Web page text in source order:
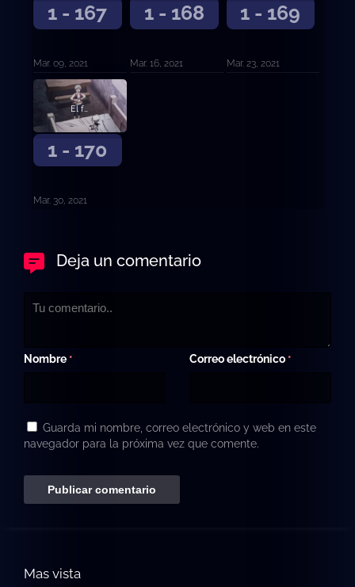
1 - 167
Mar. 09, 2021
1 - 168
Mar. 16, 2021
1 - 169
Mar. 23, 2021
1 - 170
El futuro distante
Mar. 30, 2021
Deja un comentario
Nombre * Correo electrónico *
Guarda mi nombre, correo electrónico y web en este
navegador para la próxima vez que comente.
Mas vista